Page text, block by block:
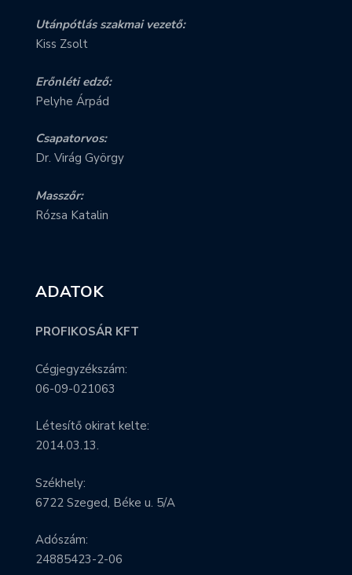
Utánpótlás szakmai vezető:
Kiss Zsolt
Erőnléti edző:
Pelyhe Árpád
Csapatorvos:
Dr. Virág György
Masszőr:
Rózsa Katalin
ADATOK
PROFIKOSÁR KFT
Cégjegyzékszám:
06-09-021063
Létesítő okirat kelte:
2014.03.13.
Székhely:
6722 Szeged, Béke u. 5/A
Adószám:
24885423-2-06